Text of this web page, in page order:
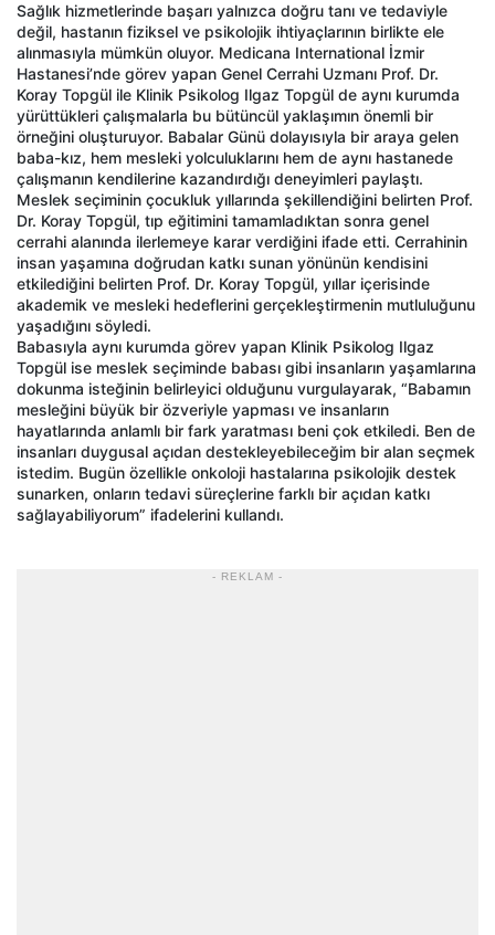
Sağlık hizmetlerinde başarı yalnızca doğru tanı ve tedaviyle
değil, hastanın fiziksel ve psikolojik ihtiyaçlarının birlikte ele
alınmasıyla mümkün oluyor. Medicana International İzmir
Hastanesi’nde görev yapan Genel Cerrahi Uzmanı Prof. Dr.
Koray Topgül ile Klinik Psikolog Ilgaz Topgül de aynı kurumda
yürüttükleri çalışmalarla bu bütüncül yaklaşımın önemli bir
örneğini oluşturuyor. Babalar Günü dolayısıyla bir araya gelen
baba-kız, hem mesleki yolculuklarını hem de aynı hastanede
çalışmanın kendilerine kazandırdığı deneyimleri paylaştı.
Meslek seçiminin çocukluk yıllarında şekillendiğini belirten Prof.
Dr. Koray Topgül, tıp eğitimini tamamladıktan sonra genel
cerrahi alanında ilerlemeye karar verdiğini ifade etti. Cerrahinin
insan yaşamına doğrudan katkı sunan yönünün kendisini
etkilediğini belirten Prof. Dr. Koray Topgül, yıllar içerisinde
akademik ve mesleki hedeflerini gerçekleştirmenin mutluluğunu
yaşadığını söyledi.
Babasıyla aynı kurumda görev yapan Klinik Psikolog Ilgaz
Topgül ise meslek seçiminde babası gibi insanların yaşamlarına
dokunma isteğinin belirleyici olduğunu vurgulayarak, “Babamın
mesleğini büyük bir özveriyle yapması ve insanların
hayatlarında anlamlı bir fark yaratması beni çok etkiledi. Ben de
insanları duygusal açıdan destekleyebileceğim bir alan seçmek
istedim. Bugün özellikle onkoloji hastalarına psikolojik destek
sunarken, onların tedavi süreçlerine farklı bir açıdan katkı
sağlayabiliyorum” ifadelerini kullandı.
- REKLAM -